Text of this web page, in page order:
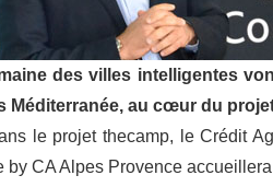
des villes intelligentes
Méditerranée, au cœur du
le projet thecamp, le Crédit
by CA Alpes Provence